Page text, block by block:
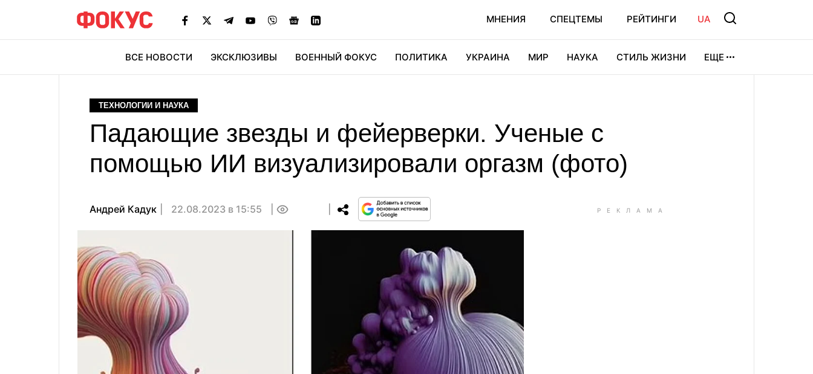
МНЕНИЯ СПЕЦТЕМЫ РЕЙТИНГИ UA
ВСЕ НОВОСТИ ЭКСКЛЮЗИВЫ ВОЕННЫЙ ФОКУС ПОЛИТИКА УКРАИНА МИР НАУКА СТИЛЬ ЖИЗНИ ЕЩЕ
ТЕХНОЛОГИИ И НАУКА
Падающие звезды и фейерверки. Ученые с
помощью ИИ визуализировали оргазм (фото)
Андрей Кадук 22.08.2023 в 15:55